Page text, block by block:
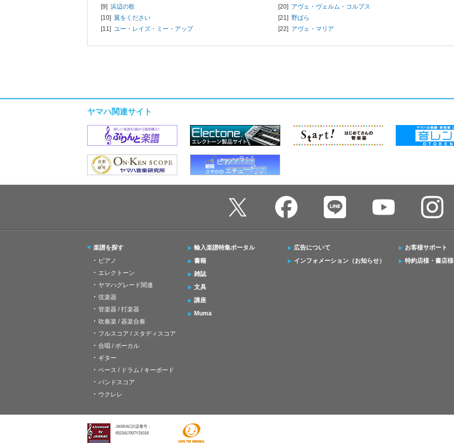
[9] 浜辺の歌
[10] 翼をください
[11] ユー・レイズ・ミー・アップ
[20] アヴェ・ヴェルム・コルプス
[21] 野ばら
[22] アヴェ・マリア
ヤマハ関連サイト
楽譜を探す
ピアノ
エレクトーン
ヤマハグレード関連
弦楽器
管楽器 / 打楽器
吹奏楽 / 器楽合奏
フルスコア / スタディスコア
合唱 / ボーカル
ギター
ベース / ドラム / キーボード
バンドスコア
ウクレレ
輸入楽譜特集ポータル
書籍
雑誌
文具
講座
Muma
広告について
インフォメーション（お知らせ）
お客様サポート
特約店様・書店
JASRAC許諾番号：
6523417007Y31018